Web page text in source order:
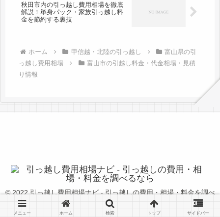
秋田市内の引っ越し費用相場を徹底
解説！単身パック・家族引っ越し料
金を節約する裏技
ホーム 甲信越・北陸の引っ越し
富山県の引
っ越し費用相場
富山市の引越し料金・代金相場・見積
り情報
© 2022 引っ越し費用相場ナビ - 引っ越しの費用・相場・料金を調べ
るなら.
メニュー ホーム 検索 トップ サイドバー